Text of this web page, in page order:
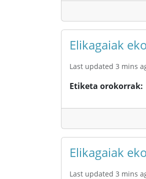
Elikagaiak
Last updated 3 mins
Etiketa orokorrak
Elikagaiak
Last updated 3 mins